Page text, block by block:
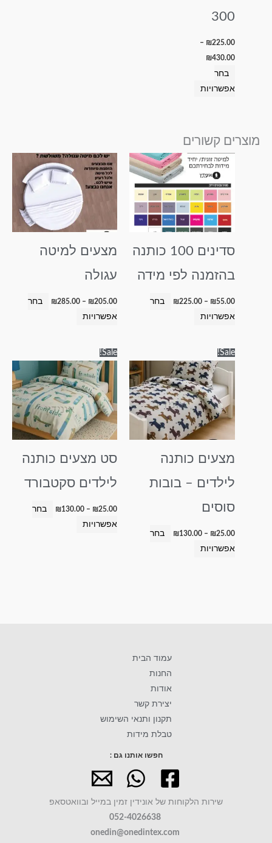
300
₪225.00
–
₪430.00
בחר
אפשרויות
מוצרים קשורים
סדינים 100 כותנה
בהזמנה לפי מידה
₪55.00
–
₪225.00
טווח
מחירים:
⁦₪55.00⁩
עד
בחר
אפשרויות
למוצר
יש
מספר
סוגים.
לבחור
האפשרויות
בעמוד
מצעים למיטה
עגולה
₪205.00
–
₪285.00
טווח
מחירים:
עד
בחר
אפשרויות
למוצר
זה
מספר
סוגים.
לבחור
בעמוד
Sale!
מצעים כותנה
לילדים – בובות
סוסים
₪25.00
–
₪ 130.00
מחירים:
עד
⁦₪130.00⁩
בחר
אפשרויות
זה
יש
מספר
סוגים.
ניתן
את
בעמוד
Sale!
סט מצעים כותנה
לילדים סקטבורד
₪25.00
–
₪ 130.00
מחירים:
עד
⁦₪130.00⁩
בחר
אפשרויות
זה
יש
מספר
סוגים.
ניתן
את
בעמוד
המוצר
עמוד הבית
החנות
אודות
יצירת קשר
תקנון ותנאי השימוש
טבלת מידות
חפשו אותנו גם :
שירות הלקוחות של אונידין זמין במייל ובוואטסאפ